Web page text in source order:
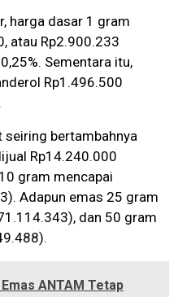
harga dasar 1 gram
atau Rp2.900.233
Sementara itu,
Rp1.496.500
seiring bertambahnya
Rp14.240.000
gram mencapai
Adapun emas 25 gram
dan 50 gram
ANTAM Tetap